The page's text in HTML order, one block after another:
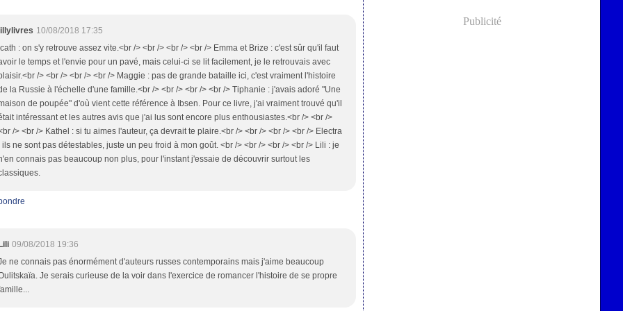
lillylivres 10/08/2018 17:35
Icath : on s'y retrouve assez vite.<br /> <br /> <br /> <br /> Emma et Brize : c'est sûr qu'il faut
le temps et l'envie pour un pavé, mais celui-ci se lit facilement, je le retrouvais avec
/> <br /> <br /> <br /> Maggie : pas de grande bataille ici, c'est vraiment l'histoire
la Russie à l'échelle d'une famille.<br /> <br /> <br /> <br /> Tiphanie : j'avais adoré "Une
de poupée" d'où vient cette référence à Ibsen. Pour ce livre, j'ai vraiment trouvé qu'il
intéressant et les autres avis que j'ai lus sont encore plus enthousiastes.<br /> <br />
/> <br /> Kathel : si tu aimes l'auteur, ça devrait te plaire.<br /> <br /> <br /> <br /> Electra
ils ne sont pas détestables, juste un peu froid à mon goût. <br /> <br /> <br /> <br /> Lili : je
connais pas beaucoup non plus, pour l'instant j'essaie de découvrir surtout les
Lili 09/08/2018 19:36
ne connais pas énormément d'auteurs russes contemporains mais j'aime beaucoup
Je serais curieuse de la voir dans l'exercice de romancer l'histoire de se propre
Publicité